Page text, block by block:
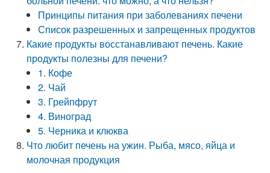
Принципы питания при заболеваниях печени
Список разрешенных и запрещенных продуктов
Какие продукты восстанавливают печень. Какие
продукты полезны для печени?
1. Кофе
2. Чай
3. Грейпфрут
4. Виноград
5. Черника и клюква
Что любит печень на ужин. Рыба, мясо, яйца и
молочная продукция